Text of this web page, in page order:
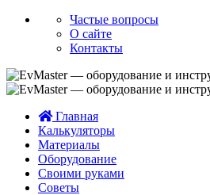
Частые вопросы
О сайте
Контакты
Главная
Калькуляторы
Материалы
Оборудование
Своими руками
Советы